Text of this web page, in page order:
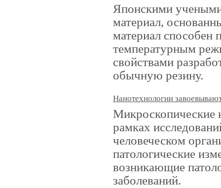
Японскими учеными
материал,
материал способен
температурным
свойствами
обычную резину.
Нанотехнологии
Микроскопические
рамках
человеческом
патологические
возникающие
заболеваний.